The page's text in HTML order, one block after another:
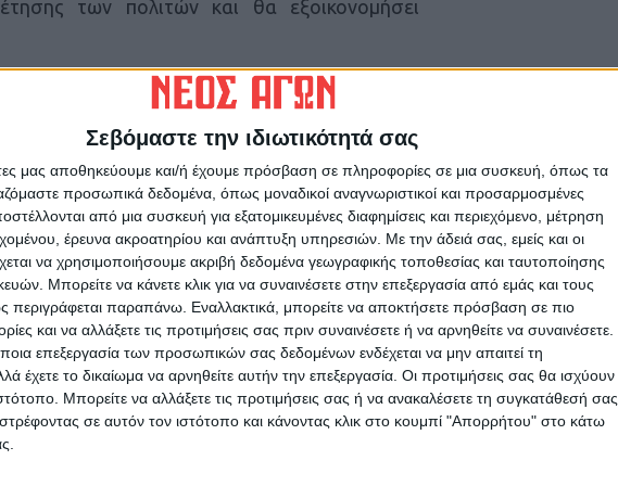
Σεβόμαστε την ιδιωτικότητά σας
μας αποθηκεύουμε και/ή έχουμε πρόσβαση σε πληροφορίες σε μια συσκευή, όπως τα
προσωπικά δεδομένα, όπως μοναδικοί αναγνωριστικοί και προσαρμοσμένες
από μια συσκευή για εξατομικευμένες διαφημίσεις και περιεχόμενο, μέτρηση
έρευνα ακροατηρίου και ανάπτυξη υπηρεσιών. Με την άδειά σας, εμείς και οι
να χρησιμοποιήσουμε ακριβή δεδομένα γεωγραφικής τοποθεσίας και ταυτοποίησης
Μπορείτε να κάνετε κλικ για να συναινέσετε στην επεξεργασία από εμάς και τους
περιγράφεται παραπάνω. Εναλλακτικά, μπορείτε να αποκτήσετε πρόσβαση σε πιο
και να αλλάξετε τις προτιμήσεις σας πριν συναινέσετε ή να αρνηθείτε να συναινέσετε.
επεξεργασία των προσωπικών σας δεδομένων ενδέχεται να μην απαιτεί τη
έχετε το δικαίωμα να αρνηθείτε αυτήν την επεξεργασία. Οι προτιμήσεις σας θα ισχύουν
Μπορείτε να αλλάξετε τις προτιμήσεις σας ή να ανακαλέσετε τη συγκατάθεσή σας
σε αυτόν τον ιστότοπο και κάνοντας κλικ στο κουμπί "Απορρήτου" στο κάτω
των πολιτών και θα εξοικονομήσει
της Καρδίτσας» επισήμανε.
Κουρέτας τόνισε ότι στον προϋπολογισμό
όλες οι αναγκαίες παρεμβάσεις που
-που έπαθε ζημιές από τον Ιανό και τον
για να μεταφερθούν και άλλες
ξεκαθάρισε όμως ότι δεν θα προχωρήσει το
στο νέο Διοικητήριο καθώς έπειτα
πείστηκε ότι δεν είναι ο ενδεδειγμένος
επαφών με τις Πρυτανικές Αρχές για να
του χώρου.
Δέλτα – Καρδίτσα